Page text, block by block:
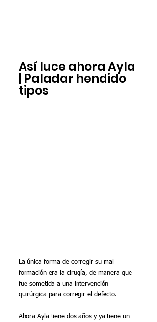
Así luce ahora Ayla
| Paladar hendido
tipos
La única forma de corregir su mal
formación era la cirugía, de manera que
fue sometida a una intervención
quirúrgica para corregir el defecto.
Ahora Ayla tiene dos años y ya tiene un